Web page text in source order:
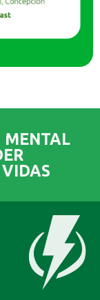
MENTAL